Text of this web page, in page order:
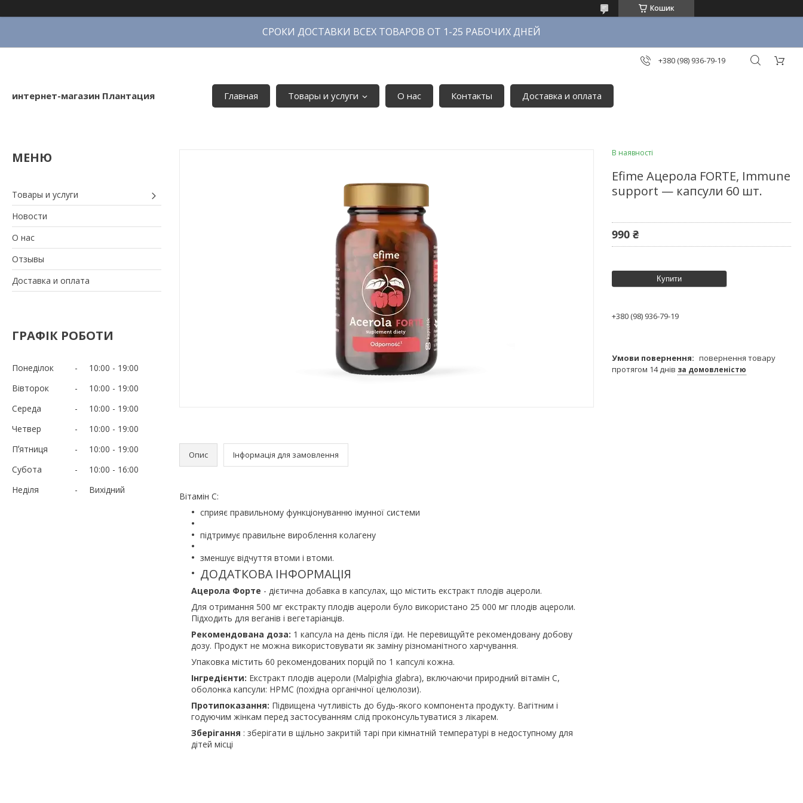
Кошик
СРОКИ ДОСТАВКИ ВСЕХ ТОВАРОВ ОТ 1-25 РАБОЧИХ ДНЕЙ
+380 (98) 936-79-19
интернет-магазин Плантация Главная Товары и услуги О нас Контакты Доставка и оплата
Товары и услуги
Новости
О нас
Отзывы
Доставка и оплата
ГРАФІК РОБОТИ
Понеділок 10:00
19:00
Вівторок
10:00
19:00
Середа
10:00
19:00
Четвер
10:00
19:00
Пʼятниця
10:00
19:00
Субота
10:00
16:00
Неділя
Вихідний
Опис Інформація для замовлення
Вітамін С:
сприяє правильному функціонуванню імунної системи
підтримує правильне вироблення колагену
зменшує відчуття втоми і втоми.
ДОДАТКОВА ІНФОРМАЦІЯ
Ацерола Форте - дієтична добавка в капсулах, що містить екстракт плодів ацероли.
Для отримання 500 мг екстракту плодів ацероли було використано 25 000 мг плодів ацероли.
Підходить для веганів і вегетаріанців.
Рекомендована доза: 1 капсула на день після їди. Не перевищуйте рекомендовану добову
дозу. Продукт не можна використовувати як заміну різноманітного харчування.
Упаковка містить 60 рекомендованих порцій по 1 капсулі кожна.
Інгредієнти: Екстракт плодів ацероли (Malpighia glabra), включаючи природний вітамін С,
оболонка капсули: HPMC (похідна органічної целюлози).
Протипоказання: Підвищена чутливість до будь-якого компонента продукту. Вагітним і
годуючим жінкам перед застосуванням слід проконсультуватися з лікарем.
Зберігання : зберігати в щільно закритій тарі при кімнатній температурі в недоступному для
дітей місці
В наявності
Efime Aцерола FORTE, Immune
support — капсули 60 шт.
990 ₴
Купити
+380 (98) 936-79-19
повернення товару
протягом 14 днів за домовленістю